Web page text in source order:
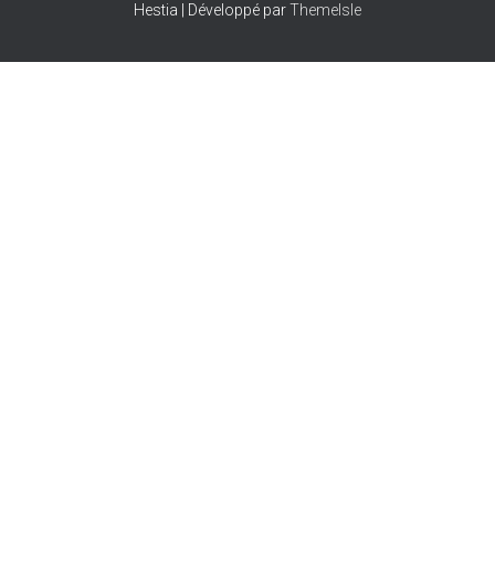
Hestia | Développé parThemeIsle